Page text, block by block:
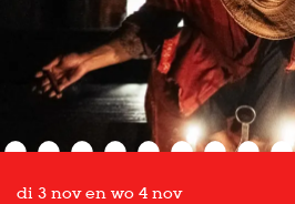
di 3 noven wo 4 nov